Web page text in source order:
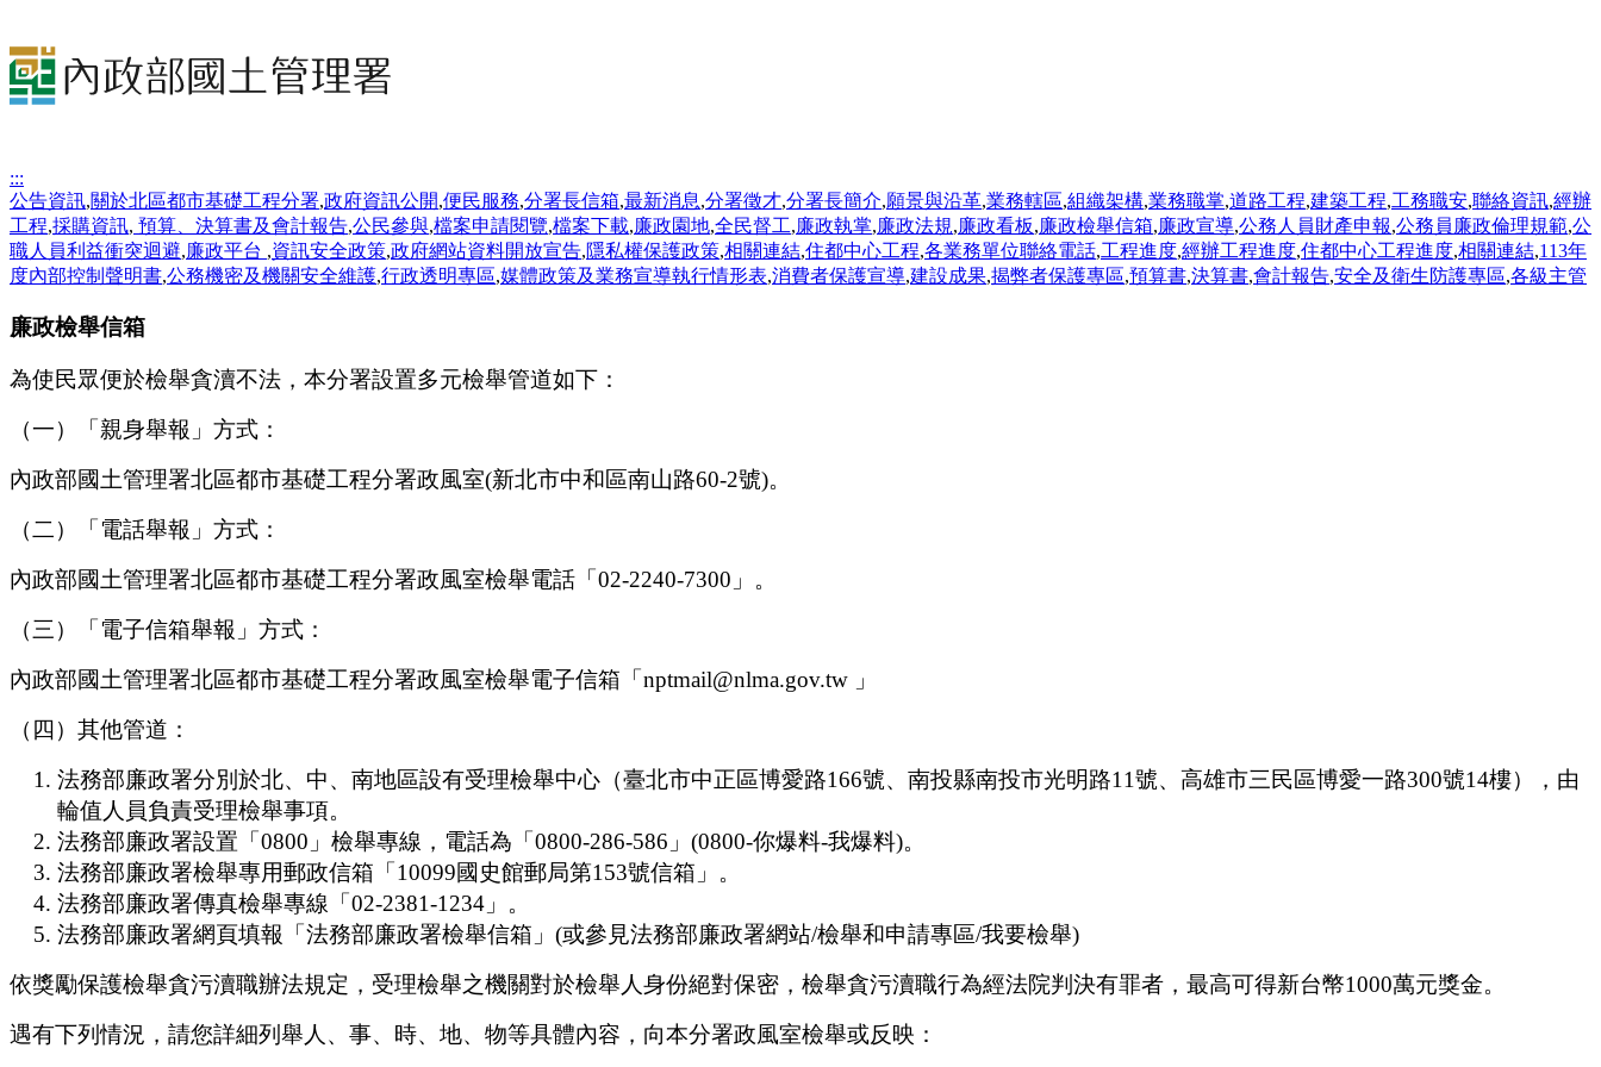
:::
公告資訊,關於北區都市基礎工程分署,政府資訊公開,便民服務,分署長信箱,最新消息,分署徵才,分署長簡介,願景與沿革,業務轄區,組織架構,業務職掌,道路工程,建築工程,工務職安,聯絡資訊,經辦
工程,採購資訊, 預算、決算書及會計報告,公民參與,檔案申請閱覽,檔案下載,廉政園地,全民督工,廉政執掌,廉政法規,廉政看板,廉政檢舉信箱,廉政宣導,公務人員財產申報,公務員廉政倫理規範,公
職人員利益衝突迴避,廉政平台 ,資訊安全政策,政府網站資料開放宣告,隱私權保護政策,相關連結,住都中心工程,各業務單位聯絡電話,工程進度,經辦工程進度,住都中心工程進度,相關連結,113年
度內部控制聲明書,公務機密及機關安全維護,行政透明專區,媒體政策及業務宣導執行情形表,消費者保護宣導,建設成果,揭弊者保護專區,預算書,決算書,會計報告,安全及衛生防護專區,各級主管
廉政檢舉信箱
為使民眾便於檢舉貪瀆不法，本分署設置多元檢舉管道如下：
（一）「親身舉報」方式：
內政部國土管理署北區都市基礎工程分署政風室(新北市中和區南山路60-2號)。
（二）「電話舉報」方式：
內政部國土管理署北區都市基礎工程分署政風室檢舉電話「02-2240-7300」。
（三）「電子信箱舉報」方式：
內政部國土管理署北區都市基礎工程分署政風室檢舉電子信箱「nptmail@nlma.gov.tw 」
（四）其他管道：
法務部廉政署分別於北、中、南地區設有受理檢舉中心（臺北市中正區博愛路166號、南投縣南投市光明路11號、高雄市三民區博愛一路300號14樓），由
輪值人員負責受理檢舉事項。
法務部廉政署設置「0800」檢舉專線，電話為「0800-286-586」(0800-你爆料-我爆料)。
法務部廉政署檢舉專用郵政信箱「10099國史館郵局第153號信箱」。
法務部廉政署傳真檢舉專線「02-2381-1234」。
法務部廉政署網頁填報「法務部廉政署檢舉信箱」(或參見法務部廉政署網站/檢舉和申請專區/我要檢舉)
依獎勵保護檢舉貪污瀆職辦法規定，受理檢舉之機關對於檢舉人身份絕對保密，檢舉貪污瀆職行為經法院判決有罪者，最高可得新台幣1000萬元獎金。
遇有下列情況，請您詳細列舉人、事、時、地、物等具體內容，向本分署政風室檢舉或反映：